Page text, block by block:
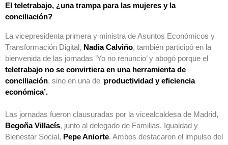
El teletrabajo, ¿una trampa para las mujeres y la
conciliación?
La vicepresidenta primera y ministra de Asuntos Económicos y
Transformación Digital, Nadia Calviño, también participó en la
bienvenida de las jornadas ‘Yo no renuncio’ y abogó porque el
teletrabajo no se convirtiera en una herramienta de
conciliación, sino en una de ‘productividad y eficiencia
económica’.
Las jornadas fueron clausuradas por la vicealcaldesa de Madrid,
Begoña Villacís, junto al delegado de Familias, Igualdad y
Bienestar Social, Pepe Aniorte. Ambos destacaron el impulso del